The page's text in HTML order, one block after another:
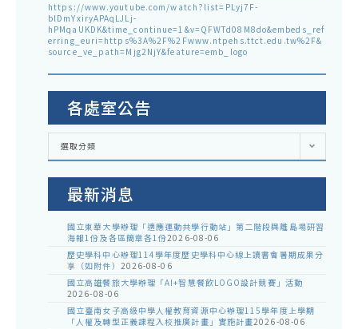
https://www.youtube.com/watch?list=PLyj7F-
blDmYxiryAPAqLJLj-
hPMqaUKDK&time_continue=1&v=QFWTd08M8do&embeds_ref
erring_euri=https%3A%2F%2Fwww.ntpehs.ttct.edu.tw%2F&
source_ve_path=Mjg2NjY&feature=emb_logo
各處室公告
各
室
選取分類
最新消息
國立東華大學辦理「適應運動共學行動站」第二階段與離島場研習
海報1份及各區簡章各1份2026-08-06
歷史學科中心辦理114學年度歷史學科中心線上讀書會暑期成果分
享（如附件） 2026-08-06
國立高雄餐旅大學辦理「AI+智慧餐飲LOGO設計競賽」活動
2026-08-06
國立臺南女子高級中學人權教育資源中心辦理115學年度上學期
「人權及轉型正義課程入校推廣計畫」實施計畫2026-08-06